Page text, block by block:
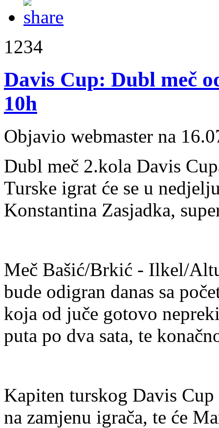
1234
Davis Cup: Dubl meč
10h
Objavio webmaster na
Dubl meč 2.kola Davis
Turske igrat će se u
Konstantina Zasjadka,
Meč Bašić/Brkić - Ilkel/
bude odigran danas sa
koja od juče gotovo
puta po dva sata, te
Kapiten turskog Davis
na zamjenu igrača, te će